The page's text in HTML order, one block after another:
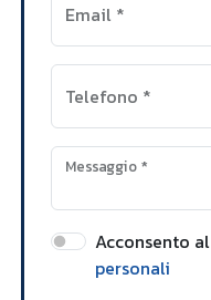
Email *
Telefono *
Messaggio*
Acconsento al
personali